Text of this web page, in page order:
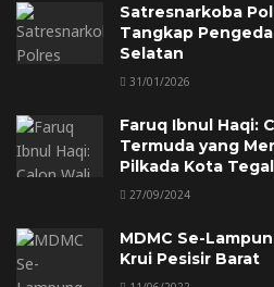
Satresnarkoba
Tangkap
Selatan
31/01/2026
Faruq Ibnul Haqi:
Termuda yang
Pilkada Kota
27/09/2024
MDMC Se-
Krui Pesisir Barat